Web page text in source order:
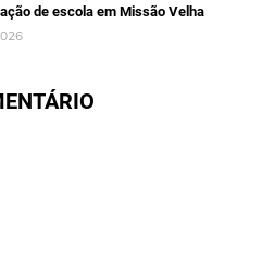
de escola em Missão Velha